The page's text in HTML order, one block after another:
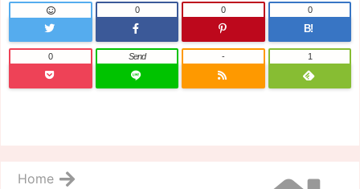
0 0
B!
0
0 Send - 1
Home